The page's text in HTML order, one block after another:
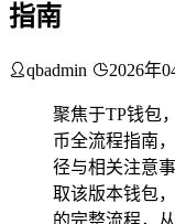
指南
qbadmin 2026年
聚焦于TP钱包
币全流程指南
径与相关注意
取该版本钱包
的完整流程，